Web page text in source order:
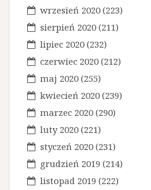
wrzesień 2020 (223)
sierpień 2020 (211)
lipiec 2020 (232)
czerwiec 2020 (212)
maj 2020 (255)
kwiecień 2020 (239)
marzec 2020 (290)
luty 2020 (221)
styczeń 2020 (231)
grudzień 2019 (214)
listopad 2019 (222)